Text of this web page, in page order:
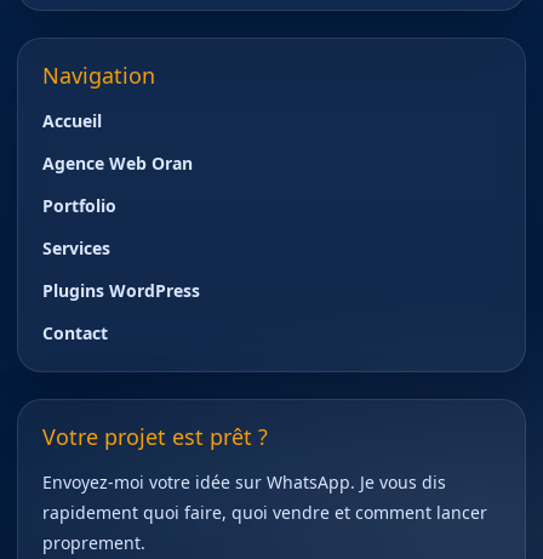
Navigation
Accueil
Agence Web Oran
Portfolio
Services
Plugins WordPress
Contact
Votre projet est prêt ?
Envoyez-moi votre idée sur WhatsApp. Je vous dis
rapidement quoi faire, quoi vendre et comment lancer
proprement.